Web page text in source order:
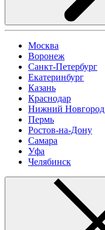
Москва
Воронеж
Санкт-Петербург
Екатеринбург
Казань
Краснодар
Нижний Новгород
Пермь
Ростов-на-Дону
Самара
Уфа
Челябинск